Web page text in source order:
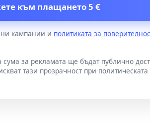
към плащането 5 €
кампании и политиката за
за рекламата ще бъдат публично
тази прозрачност при